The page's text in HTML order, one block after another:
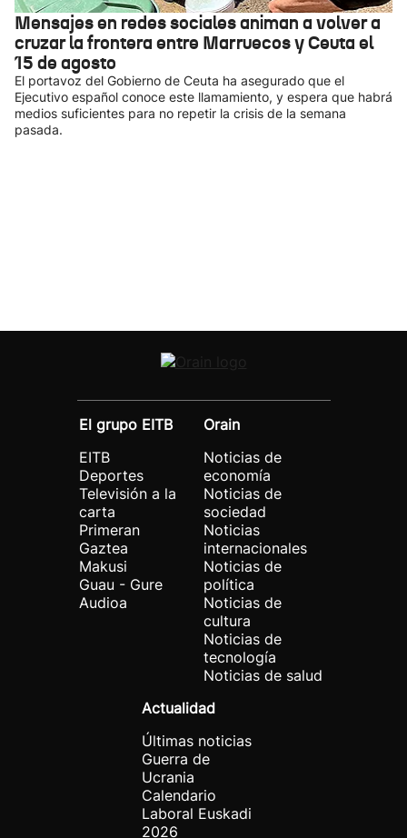
Mensajes en redes sociales animan a volver a
cruzar la frontera entre Marruecos y Ceuta el
15 de agosto
El portavoz del Gobierno de Ceuta ha asegurado que el
Ejecutivo español conoce este llamamiento, y espera que habrá
medios suficientes para no repetir la crisis de la semana
pasada.
El grupo EITB
EITB
Deportes
Televisión a la
carta
Primeran
Gaztea
Makusi
Guau - Gure
Audioa
Orain
Noticias de
economía
Noticias de
sociedad
Noticias
internacionales
Noticias de
política
Noticias de
cultura
Noticias de
tecnología
Noticias de salud
Actualidad
Últimas noticias
Guerra de
Ucrania
Calendario
Laboral Euskadi
2026